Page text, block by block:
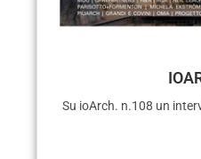
Su ioArch. n.108 un